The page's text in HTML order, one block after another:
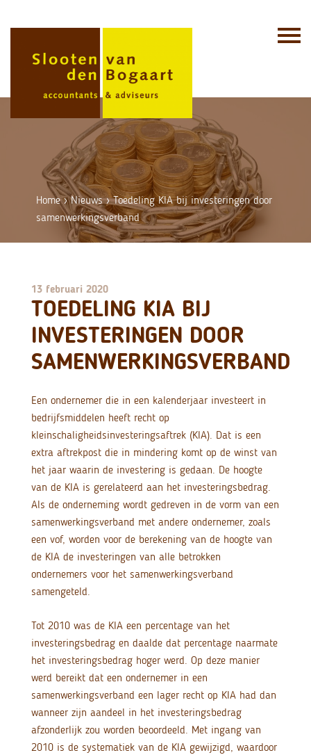
Home›Nieuws›Toedeling KIA bij investeringen door
samenwerkingsverband
13 februari 2020
TOEDELING KIA BIJ
INVESTERINGEN DOOR
SAMENWERKINGSVERBAND
Een ondernemer die in een kalenderjaar investeert in
bedrijfsmiddelen heeft recht op
kleinschaligheidsinvesteringsaftrek (KIA). Dat is een
extra aftrekpost die in mindering komt op de winst van
het jaar waarin de investering is gedaan. De hoogte
van de KIA is gerelateerd aan het investeringsbedrag.
Als de onderneming wordt gedreven in de vorm van een
samenwerkingsverband met andere ondernemer, zoals
een vof, worden voor de berekening van de hoogte van
de KIA de investeringen van alle betrokken
ondernemers voor het samenwerkingsverband
samengeteld.
Tot 2010 was de KIA een percentage van het
investeringsbedrag en daalde dat percentage naarmate
het investeringsbedrag hoger werd. Op deze manier
werd bereikt dat een ondernemer in een
samenwerkingsverband een lager recht op KIA had dan
wanneer zijn aandeel in het investeringsbedrag
afzonderlijk zou worden beoordeeld. Met ingang van
2010 is de systematiek van de KIA gewijzigd, waardoor